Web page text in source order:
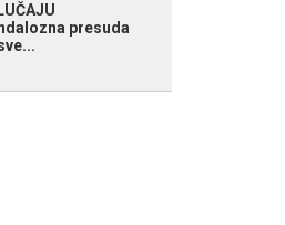
presuda